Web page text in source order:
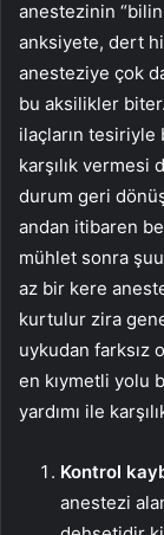
anestezinin
anksiyete, dert
anesteziye çok
bu aksilikler
ilaçların tesiriyle
karşılık vermesi
durum geri
andan itibaren
mühlet sonra
az bir kere
kurtulur zira
uykudan farksız
en kıymetli yolu
yardımı ile
Kontrol
anestezi